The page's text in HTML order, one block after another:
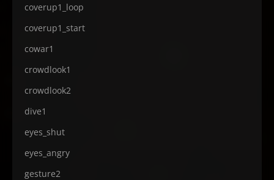
coverup1_loop
coverup1_start
cowar1
crowdlook1
crowdlook2
dive1
eyes_shut
eyes_angry
gesture2